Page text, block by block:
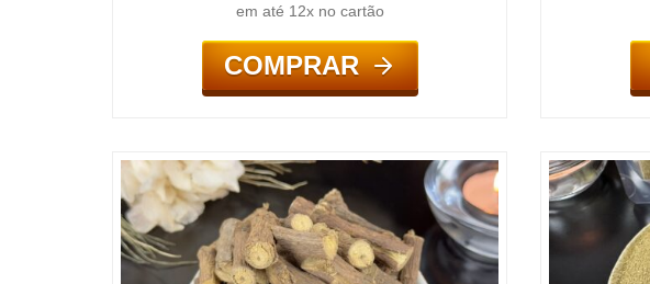
em até 12x no cartão
COMPRAR